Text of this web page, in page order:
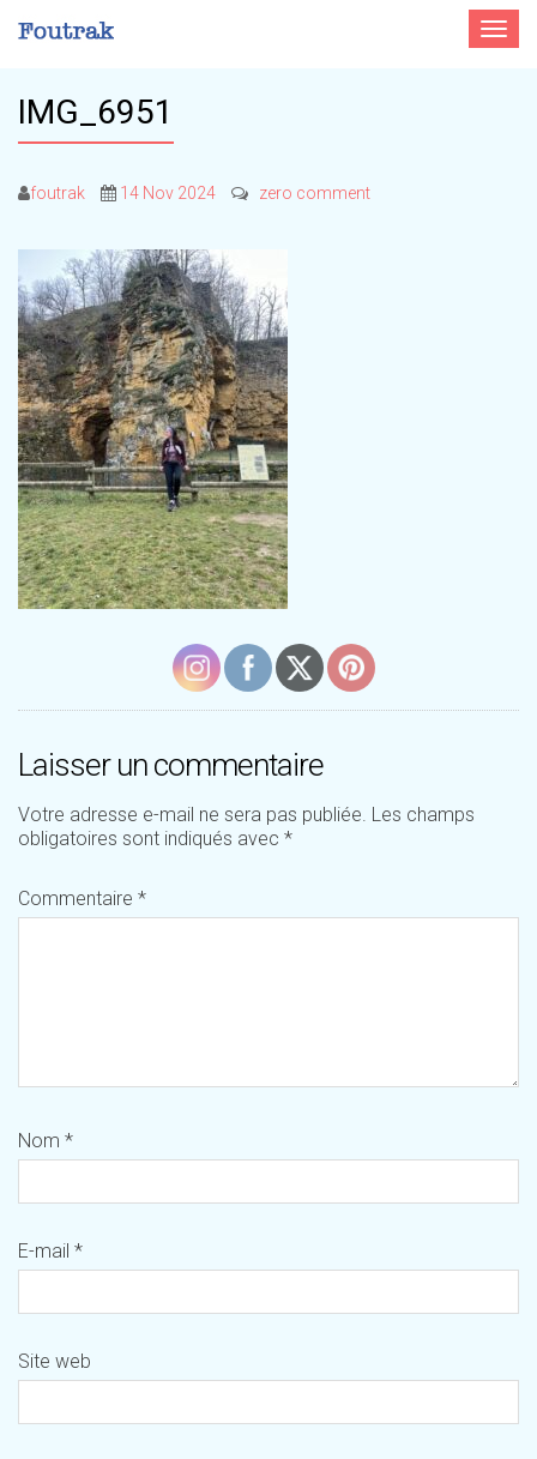
Toggle
IMG_6951
foutrak 14 Nov 2024 zero comment
Laisser un commentaire
Votre adresse e-mail ne sera pas publiée. Les champs
obligatoires sont indiqués avec *
Commentaire *
Nom *
E-mail *
Site web